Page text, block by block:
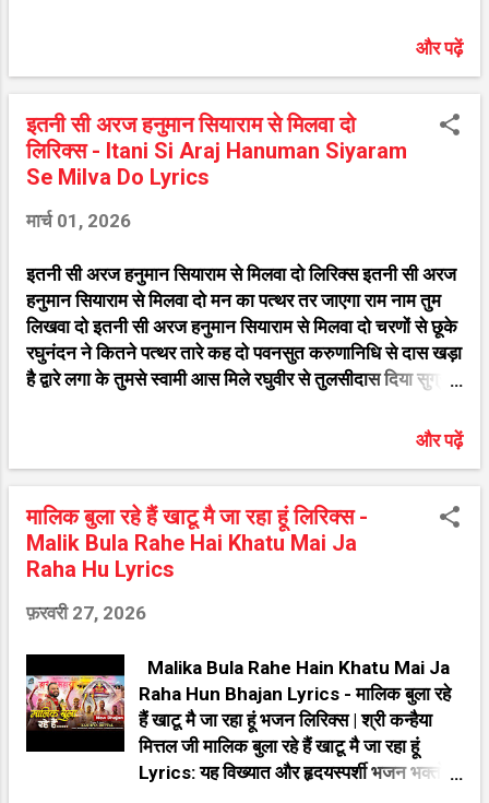
"मैं तो बरसाने कुटियाँ बनाऊंगी सखी हिंदी लिरिक्स"
या "Main To Barasane Kutiya Banaungi
Sakhi Bhajan Lyrics" ढूंढ रहे हैं, तो आप
बिल्कुल सही जगह आए हैं। प्रसिद्ध गायक Devi
Neha Saraswat की सुरीली आवाज में सजे इस
भजन को सुनने से मन को असीम शांति मिलती है।
नीचे इस सुपरहिट श्रेणी "माता रानी के भजन" के
(Bhajan Details) भजन का नाम (Bhajan
Name) मैं तो बरसाने कुटियाँ बनाऊंगी सखी गायक
(Singer) Devi Neha Saraswat लेखक
(Writer) Devi Neha Saraswat श्रेणी
(Category) माता रानी के भजन व्हाट्सएप पर
लिरिक्स हिंदी में ॥ स्थायी ॥ बनाऊंगी सखी रह
बरस...
और पढ़ें
इतनी सी अरज हनुमान सियाराम से मिलवा दो
लिरिक्स - Itani Si Araj Hanuman Siyaram
Se Milva Do Lyrics
मार्च 01, 2026
इतनी सी अरज हनुमान सियाराम से मिलवा दो लिरिक्स इतनी सी अरज
हनुमान सियाराम से मिलवा दो मन का पत्थर तर जाएगा राम नाम तुम
लिखवा दो इतनी सी अरज हनुमान सियाराम से मिलवा दो चरणों से छूके
रघुनंदन ने कितने पत्थर तारे कह दो पवनसुत करुणानिधि से दास खड़ा
है द्वारे लगा के तुमसे स्वामी आस मिले रघुवीर से तुलसीदास दिया सुग्रीव
रघुनंदन के चौकीदार मिटा दो मेरा इंतजार मिला दो प्रभु से पवन कुमार
दो इतनी सी अर्ज हनुमान सियाराम से मिलवा दो मुख पे सूरज सा तेज
प्रभु कानों में कुंडल डारे हैं कांधे पे गधा है महावीर मंगल हाथों में तुम्हारे
है सौ योजन सागर पार किया रावण को संदेशा दे आए जब लखन लाल
को शक्ति लगी तुम पूरा पर्वत ले आए अरे प्यासे गले को नीर दिया हर
दिया राम दास हम दास तुम्हारे स्वामी संदेशा भिजवा दो इतनी सी अरज
Song Details Song :- Itani...
और पढ़ें
मालिक बुला रहे हैं खाटू मै जा रहा हूं लिरिक्स -
Malik Bula Rahe Hai Khatu Mai Ja
Raha Hu Lyrics
फ़रवरी 27, 2026
Malika Bula Rahe Hain Khatu Mai Ja
Raha Hun Bhajan Lyrics - मालिक बुला रहे
हैं खाटू मै जा रहा हूं भजन लिरिक्स | श्री कन्हैया
मित्तल जी मालिक बुला रहे हैं खाटू मै जा रहा हूं
Lyrics: यह विख्यात और हृदयस्पर्शी भजन भक्तों